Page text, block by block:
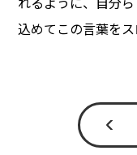
込めてこの言葉をス